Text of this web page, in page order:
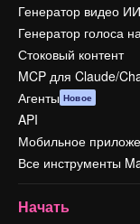
Генератор видео ИИ
Генератор голоса
Стоковый контент
MCP для Claude/
Агенты Новое
API
Мобильное
Все инструменты
Начать